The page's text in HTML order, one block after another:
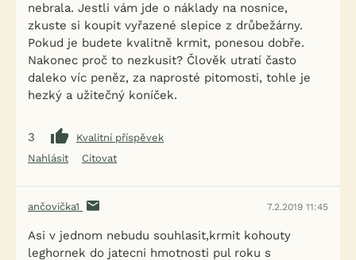
nebrala. Jestli vám jde o náklady na nosnice,
zkuste si koupit vyřazené slepice z drůbežárny.
Pokud je budete kvalitně krmit, ponesou dobře.
Nakonec proč to nezkusit? Člověk utratí často
daleko víc peněz, za naprosté pitomosti, tohle je
hezký a užitečný koníček.
3
Kvalitní příspěvek
Nahlásit
Citovat
ančovička1 7.2.2019 11:45
Asi v jednom nebudu souhlasit,krmit kohouty
leghornek do jatecni hmotnosti pul roku s